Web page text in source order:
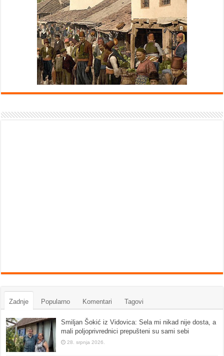
Zadnje Popularno Komentari Tagovi
Smiljan Šokić iz Vidovica: Sela mi nikad nije dosta, a
mali poljoprivrednici prepušteni su sami sebi
28. srpnja 2026.